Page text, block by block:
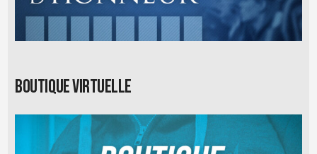
Boutique virtuelle